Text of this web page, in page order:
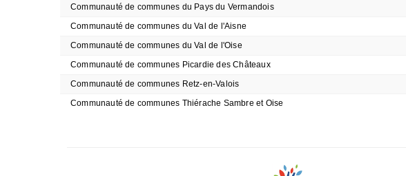
Communauté de communes du Pays du Vermandois
Communauté de communes du Val de l'Aisne
Communauté de communes du Val de l'Oise
Communauté de communes Picardie des Châteaux
Communauté de communes Retz-en-Valois
Communauté de communes Thiérache Sambre et Oise